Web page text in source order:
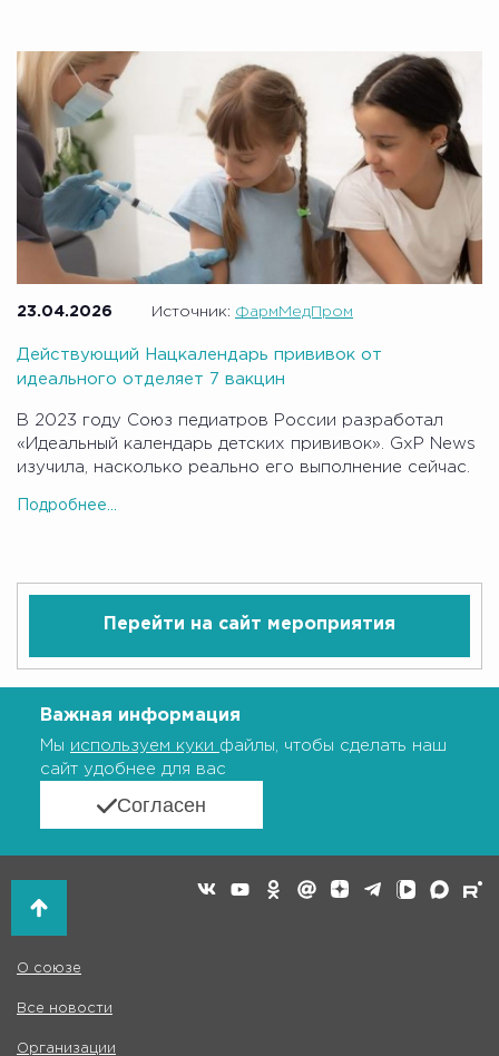
23.04.2026 Источник: ФармМедПром
Действующий Нацкалендарь прививок от
идеального отделяет 7 вакцин
В 2023 году Союз педиатров России разработал
«Идеальный календарь детских прививок». GxP News
изучила, насколько реально его выполнение сейчас.
Подробнее...
Перейти на сайт мероприятия
Важная информация
Мы используем куки файлы, чтобы сделать наш
сайт удобнее для вас
Согласен
О союзе
Все новости
Организации